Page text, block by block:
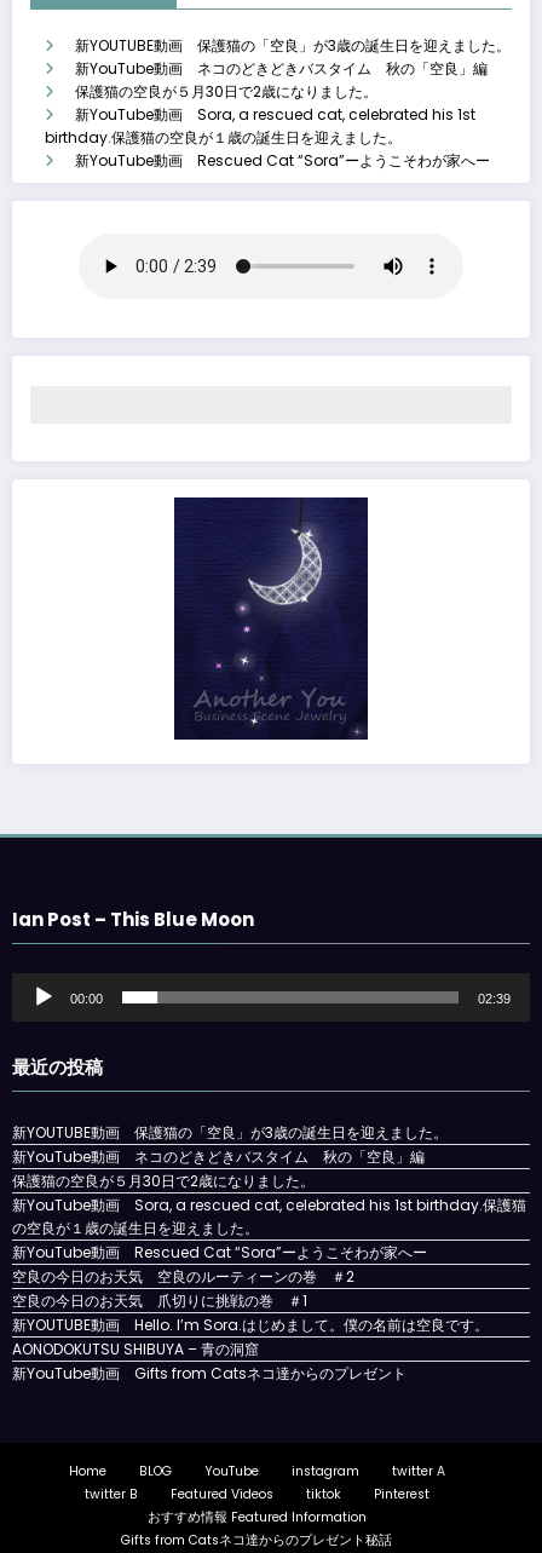
新YOUTUBE動画 保護猫の「空良」が3歳の誕生日を迎えました。
新YouTube動画 ネコのどきどきバスタイム 秋の「空良」編
保護猫の空良が５月30日で2歳になりました。
新YouTube動画 Sora, a rescued cat, celebrated his 1st
birthday.保護猫の空良が１歳の誕生日を迎えました。
新YouTube動画 Rescued Cat “Sora”ーようこそわが家へー
Ian Post – This Blue Moon
ー
ヤ
ー
00:00 02:39
最近の投稿
新YOUTUBE動画 保護猫の「空良」が3歳の誕生日を迎えました。
新YouTube動画 ネコのどきどきバスタイム 秋の「空良」編
保護猫の空良が５月30日で2歳になりました。
新YouTube動画 Sora, a rescued cat, celebrated his 1st birthday.保護猫
の空良が１歳の誕生日を迎えました。
新YouTube動画 Rescued Cat “Sora”ーようこそわが家へー
空良の今日のお天気 空良のルーティーンの巻 ＃2
空良の今日のお天気 爪切りに挑戦の巻 ＃1
新YOUTUBE動画 Hello. I’m Sora.はじめまして。僕の名前は空良です。
AONODOKUTSU SHIBUYA – 青の洞窟
新YouTube動画 Gifts from Catsネコ達からのプレゼント
Home BLOG YouTube instagram
twitter A
twitter B
Featured Videos tiktok
Pinterest
おすすめ情報 Featured Information
Gifts from Catsネコ達からのプレゼント秘話